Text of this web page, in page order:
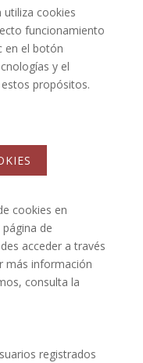
utiliza cookies
funcionamiento
en el botón
y el
propósitos.
cookies en
de
acceder a través
más información
consulta la
registrados